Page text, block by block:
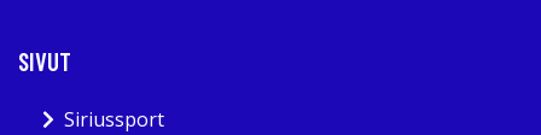
SIVUT
Siriussport